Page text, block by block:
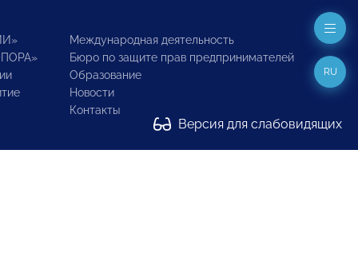
Международная деятельность
Бюро по защите прав предпринимателей
Образование
Новости
Контакты
Версия для слабовидящих
RU